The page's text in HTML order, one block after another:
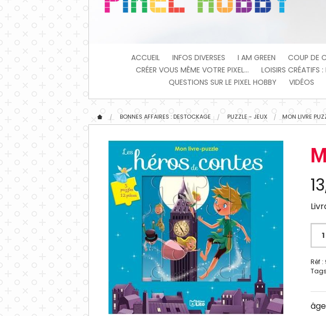
ACCUEIL INFOS DIVERSES I AM GREEN COUP DE
CRÉER VOUS MÊME VOTRE PIXEL...
LOISIRS CRÉATIFS
QUESTIONS SUR LE PIXEL HOBBY
VIDÉOS
BONNES AFFAIRES : DESTOCKAGE PUZZLE - JEUX MON LIVRE
Réf